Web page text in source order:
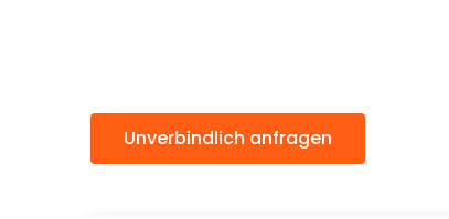
Unverbindlich anfragen